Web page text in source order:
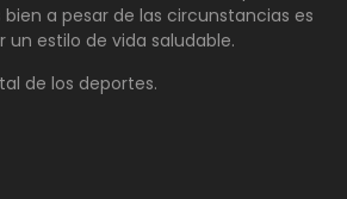
a pesar de las circunstancias es
estilo de vida saludable.
de los deportes.